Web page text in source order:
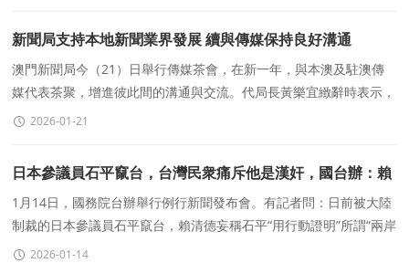
新聞局支持本地新聞業界發展 續與傳媒保持良好溝通
澳門新聞局今（21）日舉行傳媒茶會，在新一年，與本澳及駐澳傳
媒代表茶聚，增進彼此間的溝通與交流。代局長黃樂宜緻辭時表示，
新聞局會一如以往，支持及協助本地新聞業界發展，繼續與傳媒保
2026-01-21
日本參議員石平竄台，台灣民衆痛斥他是漢奸，國台辦：賴
清德夥同個别民族敗類、宵小之輩上演鬧劇，令人不齒
1月14日，國務院台辦舉行例行新聞發布會。有記者問：日前被大陸
制裁的日本參議員石平竄台，賴清德妄稱石平“用行動證明”所謂“兩岸
互不隸屬”，而石平此行遭
2026-01-14